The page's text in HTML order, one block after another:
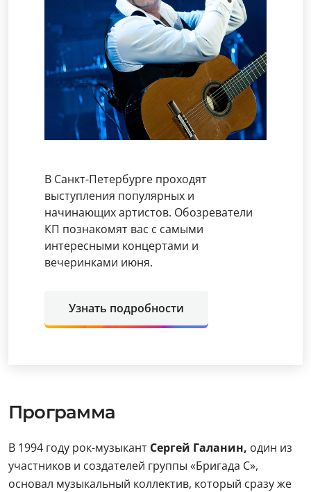
В Санкт-Петербурге проходят
выступления популярных и
начинающих артистов. Обозреватели
КП познакомят вас с самыми
интересными концертами и
вечеринками июня.
Узнать подробности
Программа
В 1994 году рок-музыкант Сергей Галанин, один из
участников и создателей группы «Бригада С»,
основал музыкальный коллектив, который сразу же